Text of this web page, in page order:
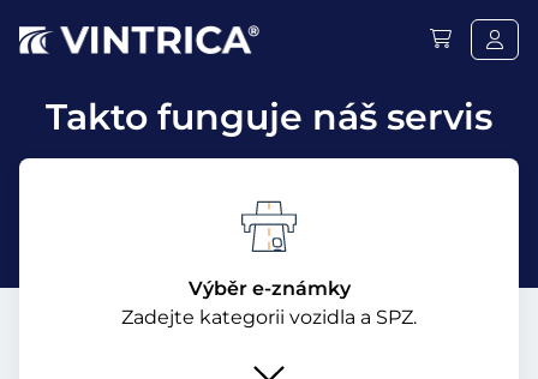
Takto funguje náš servis
Výběr e-známky
Zadejte kategorii vozidla a SPZ.